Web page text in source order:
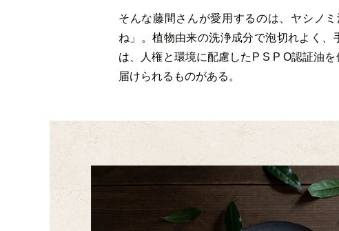
そんな藤間さんが愛用するのは、ヤシノ
ね」。植物由来の洗浄成分で泡切れよく
は、人権と環境に配慮したP S P O認証油
届けられるものがある。